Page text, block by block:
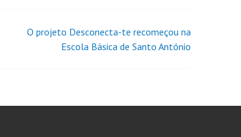
O projeto Desconecta-te recomeçou na
Escola Básica de Santo António